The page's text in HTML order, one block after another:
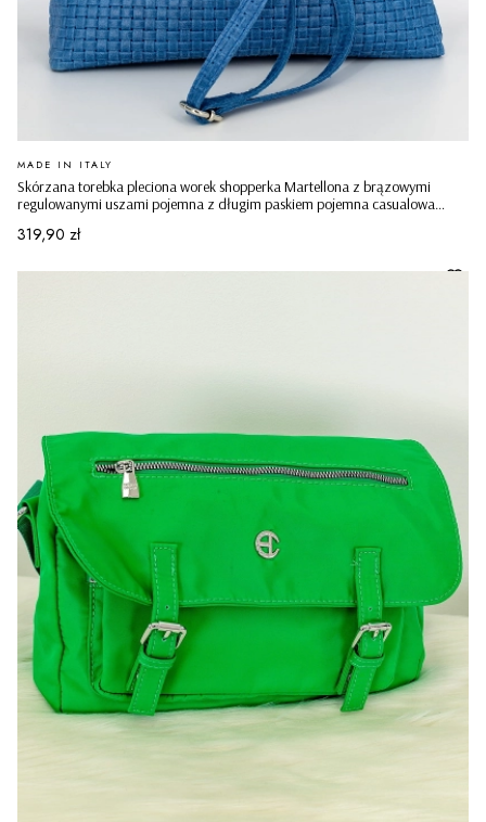
Skórzana torebka pleciona worek shopperka Martellona z brązowymi
regulowanymi uszami pojemna z długim paskiem pojemna casualowa
PRODUCENT
MADE IN ITALY
Cena
319,90 zł